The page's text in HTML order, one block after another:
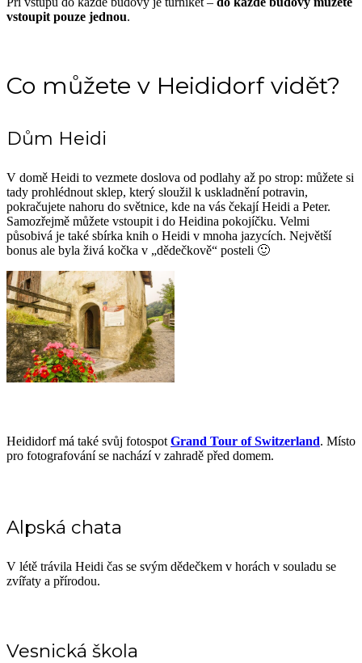
vstoupit pouze jednou.
Co můžete v Heididorf vidět?
Dům Heidi
V domě Heidi to vezmete doslova od podlahy až po strop: můžete si
tady prohlédnout sklep, který sloužil k uskladnění potravin,
pokračujete nahoru do světnice, kde na vás čekají Heidi a Peter.
Samozřejmě můžete vstoupit i do Heidina pokojíčku. Velmi
působivá je také sbírka knih o Heidi v mnoha jazycích. Největší
bonus ale byla živá kočka v „dědečkově“ posteli 🙂
Heididorf má také svůj fotospot Grand Tour of Switzerland. Místo
pro fotografování se nachází v zahradě před domem.
Alpská chata
V létě trávila Heidi čas se svým dědečkem v horách v souladu se
zvířaty a přírodou.
Vesnická škola